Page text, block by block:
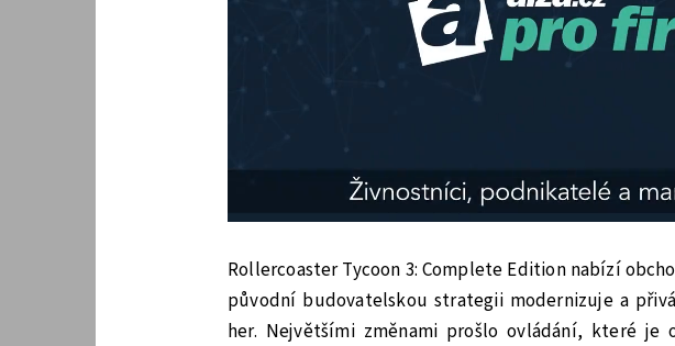
Rollercoaster Tycoon 3: Complete Edition nabízí
původní budovatelskou strategii modernizuje a
her. Největšími změnami prošlo ovládání, které je